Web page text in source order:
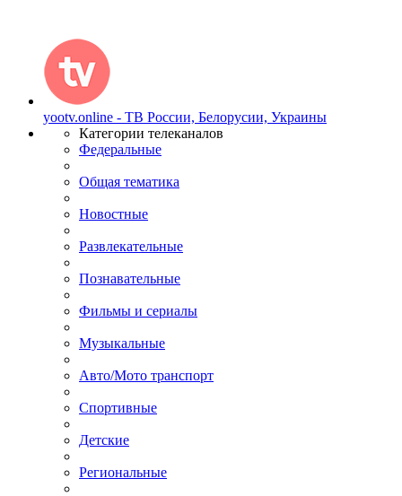
yootv.online - ТВ России, Белорусии, Украины
Категории телеканалов
Федеральные
Общая тематика
Новостные
Развлекательные
Познавательные
Фильмы и сериалы
Музыкальные
Авто/Мото транспорт
Спортивные
Детские
Региональные